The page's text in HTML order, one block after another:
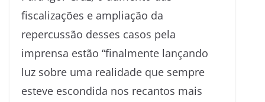
fiscalizações e ampliação da
repercussão desses casos pela
imprensa estão “finalmente lançando
luz sobre uma realidade que sempre
esteve escondida nos recantos mais